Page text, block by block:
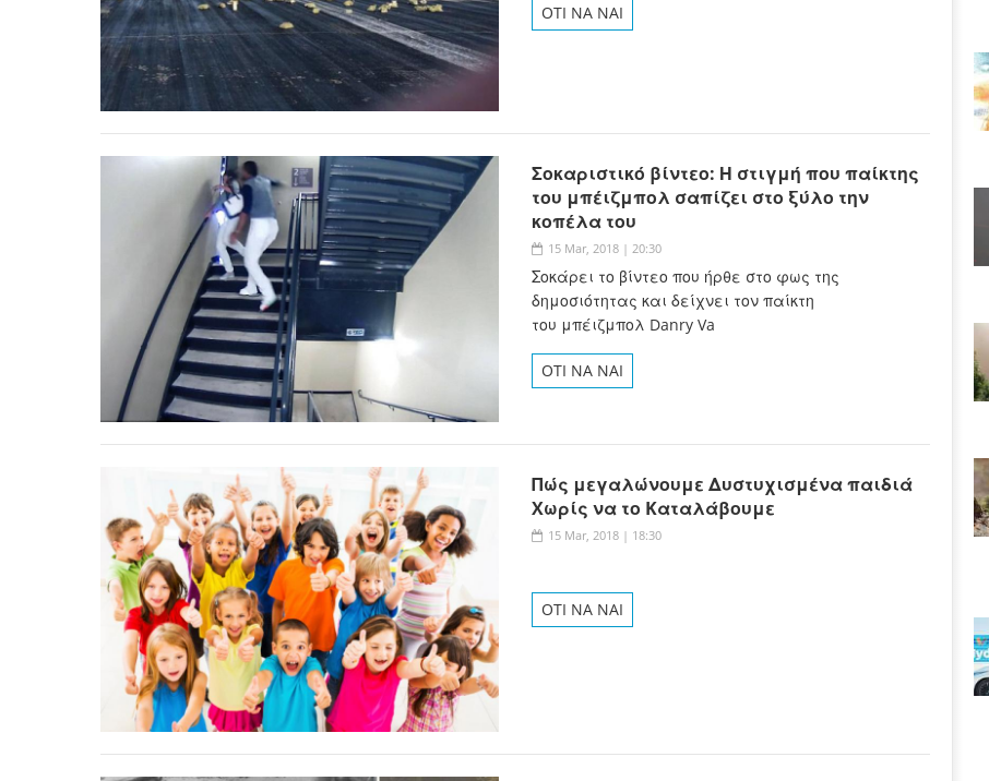
OTI NA NAI
Σοκαριστικό βίντεο: Η στιγμή που παίκτης
του μπέιζμπολ σαπίζει στο ξύλο την
κοπέλα του
15 Mar, 2018 | 20:30
Σοκάρει το βίντεο που ήρθε στο φως της
δημοσιότητας και δείχνει τον παίκτη
του μπέιζμπολ Danry Va
OTI NA NAI
Πώς μεγαλώνουμε Δυστυχισμένα παιδιά
Xωρίς να το Kαταλάβουμε
15 Mar, 2018 | 18:30
OTI NA NAI